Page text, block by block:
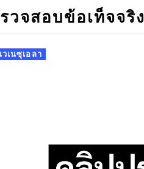
วจสอบข้อเท็จจริง
เวเนซุเอลา